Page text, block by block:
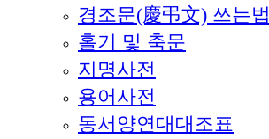
경조문(慶弔文) 쓰는법
홀기 및 축문
지명사전
용어사전
동서양연대대조표